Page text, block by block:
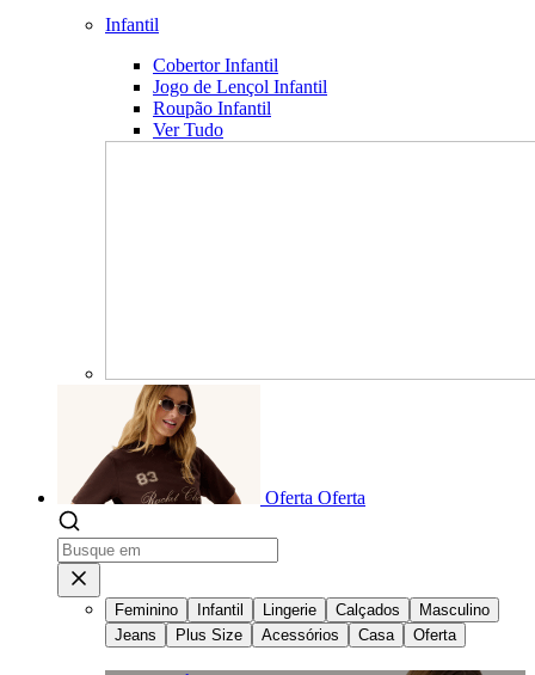
Infantil
Cobertor Infantil
Jogo de Lençol Infantil
Roupão Infantil
Ver Tudo
Oferta Oferta
Feminino Infantil Lingerie Calçados
Masculino
Jeans
Plus Size Acessórios Casa Oferta